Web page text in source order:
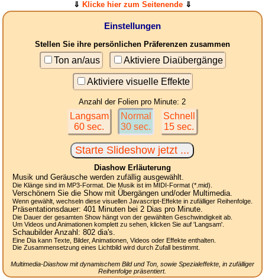
⇓ Klicke hier zum Seitenende ⇓
Einstellungen
Stellen Sie ihre persönlichen Präferenzen zusammen
Ton an/aus Aktiviere Diaübergänge
Aktiviere visuelle Effekte
Anzahl der Folien pro Minute: 2
Langsam
60 sec.
Normal
30 sec.
Schnell
15 sec.
Diashow Erläuterung
Musik und Geräusche werden zufällig ausgewählt.
Die Klänge sind im MP3-Format. Die Musik ist im MIDI-Format (*.mid).
Verschönern Sie die Show mit Übergängen und/oder Multimedia.
Wenn gewählt, wechseln diese visuellen Javascript-Effekte in zufälliger Reihenfolge.
Präsentationsdauer: 401 Minuten bei 2 Dias pro Minute.
Die Dauer der gesamten Show hängt von der gewählten Geschwindigkeit ab.
Um Videos und Animationen komplett zu sehen, klicken Sie auf 'Langsam'.
Schaubilder Anzahl: 802dia's.
Eine Dia kann Texte, Bilder, Animationen, Videos oder Effekte enthalten.
Die Zusammensetzung eines Lichtbild wird durch Zufall bestimmt.
Multimedia-Diashow mit dynamischem Bild und Ton, sowie Spezialeffekte, in zufälliger
Reihenfolge präsentiert.